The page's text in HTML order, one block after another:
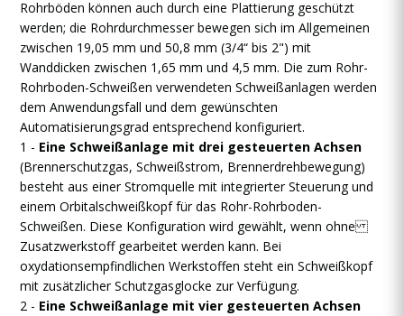
Rohrböden können auch durch eine Plattierung geschützt
werden; die Rohrdurchmesser bewegen sich im Allgemeinen
zwischen 19,05 mm und 50,8 mm (3/4“ bis 2") mit
Wanddicken zwischen 1,65 mm und 4,5 mm. Die zum Rohr-
Rohrboden-Schweißen verwendeten Schweißanlagen werden
dem Anwendungsfall und dem gewünschten
Automatisierungsgrad entsprechend konfiguriert.
1 - Eine Schweißanlage mit drei gesteuerten Achsen
(Brennerschutzgas, Schweißstrom, Brennerdrehbewegung)
besteht aus einer Stromquelle mit integrierter Steuerung und
einem Orbitalschweißkopf für das Rohr-Rohrboden-
Schweißen. Diese Konfiguration wird gewählt, wenn ohne
Zusatzwerkstoff gearbeitet werden kann. Bei
oxydationsempfindlichen Werkstoffen steht ein Schweißkopf
mit zusätzlicher Schutzgasglocke zur Verfügung.
2 - Eine Schweißanlage mit vier gesteuerten Achsen